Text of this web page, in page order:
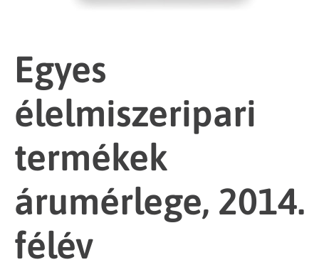
Egyes
élelmiszeripari
termékek
árumérlege, 2014.
félév